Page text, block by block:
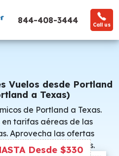
844-408-3444 Call us
Vuelos desde Portland
a Texas)
de Portland a Texas.
tarifas aéreas de las
Aprovecha las ofertas
precios especiales.
Desde $330